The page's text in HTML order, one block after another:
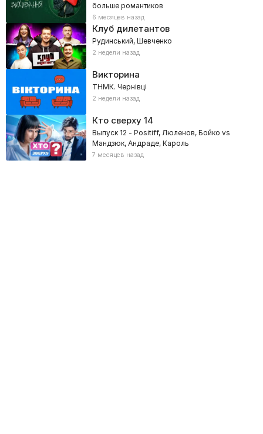
больше романтиков
6 месяцев назад
Клуб дилетантов
Рудинський, Шевченко
2 недели назад
Викторина
ТНМК. Чернівці
2 недели назад
Кто сверху14
Выпуск 12 - Positiff, Люленов, Бойко vs
Мандзюк, Андраде, Кароль
7 месяцев назад